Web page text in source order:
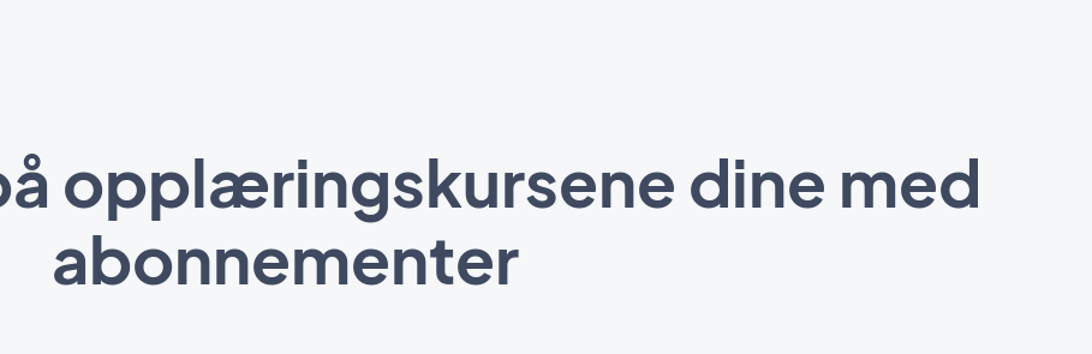
opplæringskursene dine med
abonnementer